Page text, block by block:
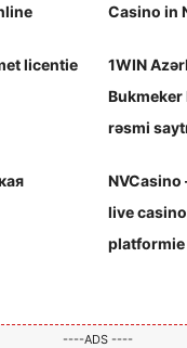
Casino in
licentie
1WIN
rəsmi saytı
NVCasino
live
platformie
----ADS ----